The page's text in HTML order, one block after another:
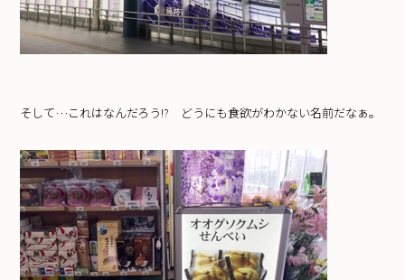
そして…これはなんだろう!? どうにも食欲がわかない名前だなぁ。